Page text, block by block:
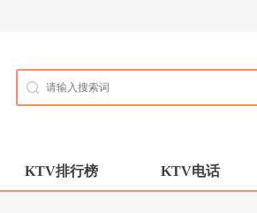
KTV排行榜 KTV电话